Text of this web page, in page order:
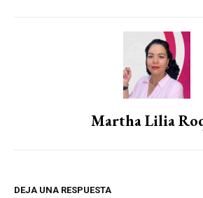
Martha Lilia
DEJA UNA RESPUESTA